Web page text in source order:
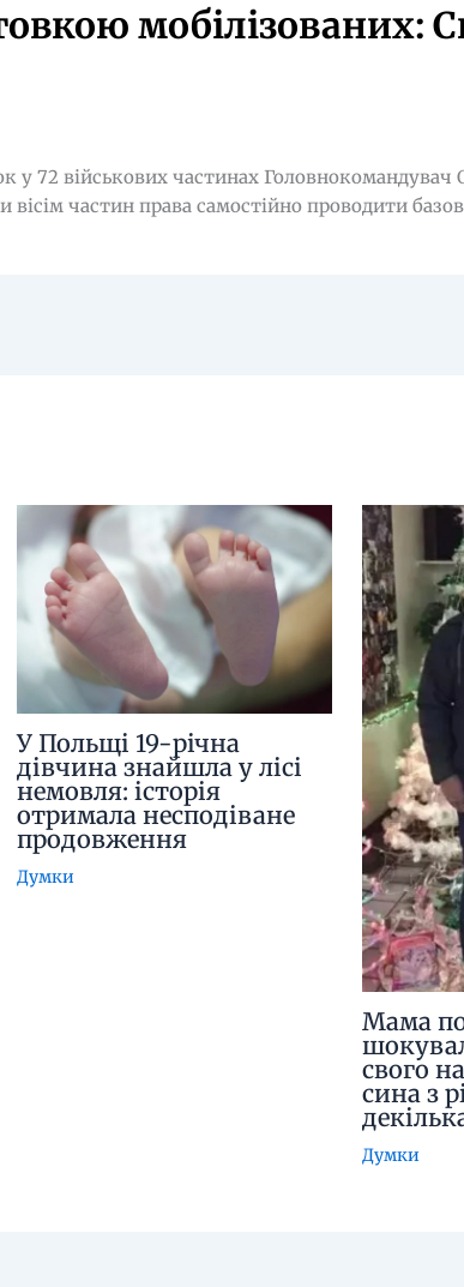
мобілізованих:
у 72 військових частинах
частин права самостійно проводити
У Польщі 19-річна
дівчина знайшла у лісі
немовля: історія
отримала несподіване
продовження
Думки
Мама
свого
сина з
Думки